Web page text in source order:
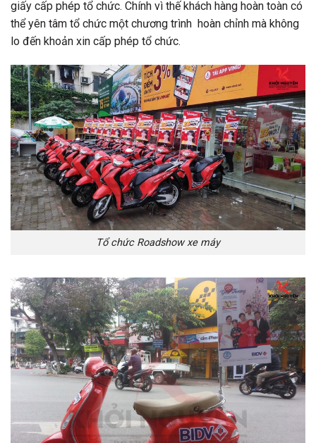
giấy cấp phép tổ chức. Chính vì thế khách hàng hoàn toàn có
thể yên tâm tổ chức một chương trình hoàn chỉnh mà không
lo đến khoản xin cấp phép tổ chức.
Tổ chức Roadshow xe máy